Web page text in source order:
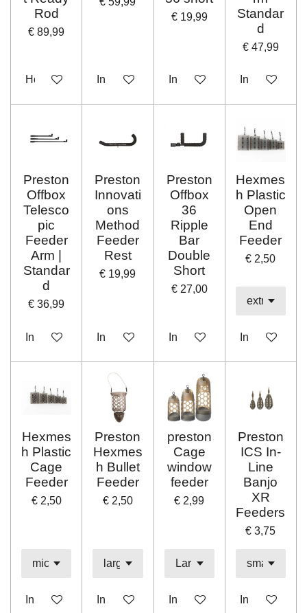
Rod
€ 89,99
Houd mij op de hoogteIn winkelwagen
€ 19,99
In winkelwagen
Standar
d
€ 47,99
In
Preston
Offbox
Telesco
pic
Feeder
Arm |
Standar
d
€ 36,99
In winkelwagen
Preston
Innovati
ons
Method
Feeder
Rest
€ 19,99
In winkelwagen
Preston
Offbox
36
Ripple
Bar
Double
Short
€ 27,00
In winkelwagen
Hexmes
h Plastic
Open
End
Feeder
€ 2,50
In
Hexmes
h Plastic
Cage
Feeder
€ 2,50
In winkelwagen
Preston
Hexmes
h Bullet
Feeder
€ 2,50
In winkelwagen
preston
Cage
window
feeder
€ 2,99
In winkelwagen
Preston
ICS In-
Line
Banjo
XR
Feeders
€ 3,75
In